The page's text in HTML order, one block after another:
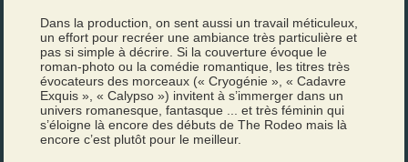
Dans la production, on sent aussi un travail méticuleux,
un effort pour recréer une ambiance très particulière et
pas si simple à décrire. Si la couverture évoque le
roman-photo ou la comédie romantique, les titres très
évocateurs des morceaux (« Cryogénie », « Cadavre
Exquis », « Calypso ») invitent à s’immerger dans un
univers romanesque, fantasque ... et très féminin qui
s’éloigne là encore des débuts de The Rodeo mais là
encore c’est plutôt pour le meilleur.